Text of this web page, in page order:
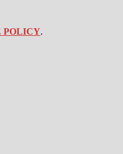
POLICY.